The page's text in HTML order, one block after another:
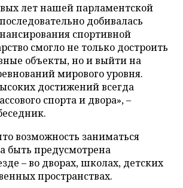
лет нашей парламентской
добивалась
спортивной
смогло не только достроить
объекты, но и выйти на
мирового уровня.
достижений всегда
спорта и двора», –
возможность заниматься
быть предусмотрена
– во дворах, школах, детских
пространствах.